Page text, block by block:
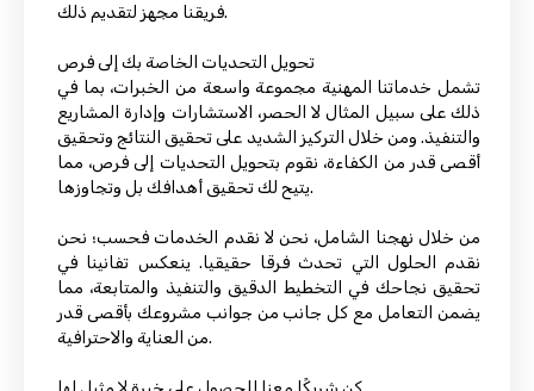
فريقنا مجهز لتقديم ذلك.
تحويل التحديات الخاصة بك إلى فرص
تشمل خدماتنا المهنية مجموعة واسعة من الخبرات، بما في
ذلك على سبيل المثال لا الحصر، الاستشارات وإدارة المشاريع
والتنفيذ. ومن خلال التركيز الشديد على تحقيق النتائج وتحقيق
أقصى قدر من الكفاءة، نقوم بتحويل التحديات إلى فرص، مما
يتيح لك تحقيق أهدافك بل وتجاوزها.
من خلال نهجنا الشامل، نحن لا نقدم الخدمات فحسب؛ نحن
نقدم الحلول التي تحدث فرقا حقيقيا. ينعكس تفانينا في
تحقيق نجاحك في التخطيط الدقيق والتنفيذ والمتابعة، مما
يضمن التعامل مع كل جانب من جوانب مشروعك بأقصى قدر
من العناية والاحترافية.